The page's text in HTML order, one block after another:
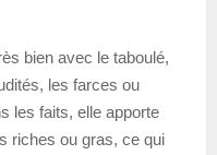
bien avec le taboulé,
les farces ou
les faits, elle apporte
riches ou gras, ce qui